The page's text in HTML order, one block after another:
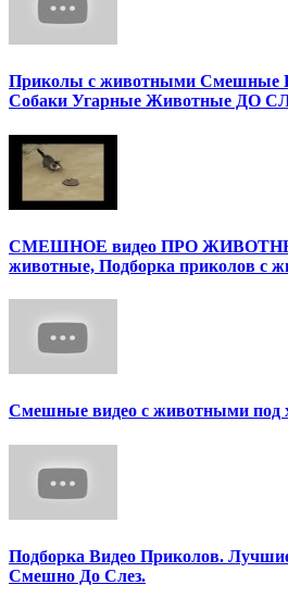
Приколы с животными
Собаки Угарные Животные ДО
СМЕШНОЕ видео ПРО
животные, Подборка приколов с
Смешные видео с животными под
Подборка Видео Приколов.
Смешно До Слез.